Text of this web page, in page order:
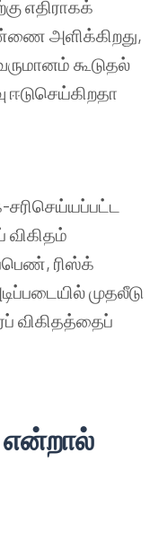
எதிராகக்
அளிக்கிறது,
கூடுதல்
ஈடுசெய்கிறதா
-சரிசெய்யப்பட்ட
விகிதம்
, ரிஸ்க்
முதலீடு
விகிதத்தைப்
என்றால்